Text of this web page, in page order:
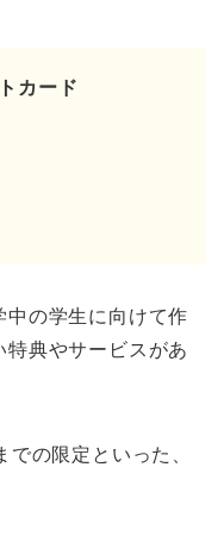
カード
中の学生に向けて作
特典やサービスがあ
での限定といった、